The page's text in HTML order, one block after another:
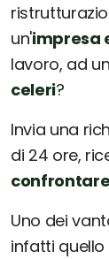
un'impresa
lavoro, ad
celeri?
Invia una
di 24 ore,
confrontare
Uno dei
infatti